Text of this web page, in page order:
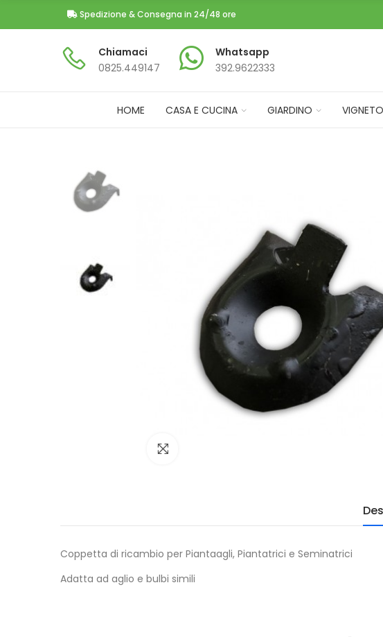
Spedizione & Consegna in 24/48 ore
Chiamaci
0825.449147​
Whatsapp
392.9622333
HOME CASA E CUCINA GIARDINO
Coppetta di ricambio per Piantaagli, Piantatrici e Seminatrici
Adatta ad aglio e bulbi simili